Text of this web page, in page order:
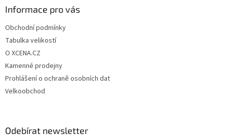
Informace pro vás
Obchodní podmínky
Tabulka velikostí
O XCENA.CZ
Kamenné prodejny
Prohlášení o ochraně osobních dat
Velkoobchod
Odebírat newsletter